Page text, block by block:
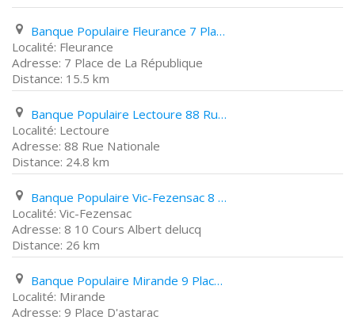
Banque Populaire Fleurance 7 Place de La République
Fleurance
7 Place de La République
15.5 km
Banque Populaire Lectoure 88 Rue Nationale
Lectoure
88 Rue Nationale
24.8 km
Banque Populaire Vic-Fezensac 8 10 Cours Albert delucq
Vic-Fezensac
8 10 Cours Albert delucq
26 km
Banque Populaire Mirande 9 Place D'astarac
Mirande
9 Place D'astarac